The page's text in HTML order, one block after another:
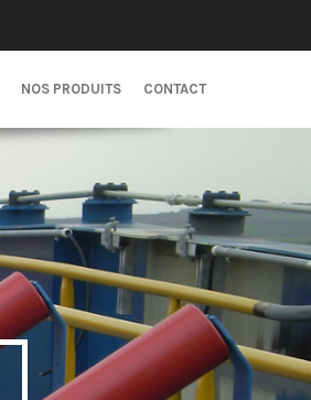
NOS PRODUITS CONTACT